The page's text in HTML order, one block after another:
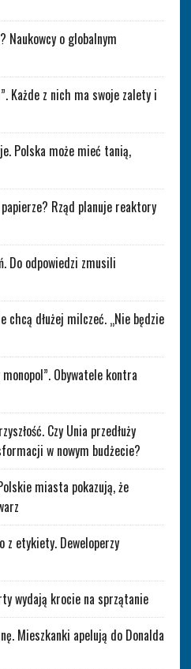
Naukowcy o globalnym
Każde z nich ma swoje zalety i
Polska może mieć tanią,
Rząd planuje reaktory
Do odpowiedzi zmusili
chcą dłużej milczeć. „Nie będzie
Obywatele kontra
Czy Unia przedłuży
w nowym budżecie?
miasta pokazują, że
z etykiety. Deweloperzy
wydają krocie na sprzątanie
Mieszkanki apelują do Donalda